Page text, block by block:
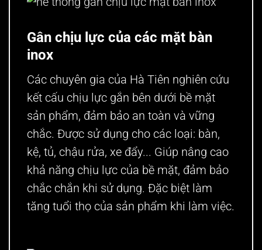
Gân chịu lực của các mặt bàn
inox
Các chuyên gia của Hà Tiên nghiên cứu
kết cấu chịu lực gắn bên dưới bề mặt
sản phẩm, đảm bảo an toàn và vững
chắc. Được sử dụng cho các loại: bàn,
kệ, tủ, chậu rửa, xe đẩy... Giúp nâng cao
khả năng chịu lực của bề mặt, đảm bảo
chắc chắn khi sử dụng. Đặc biệt làm
tăng tuổi thọ của sản phẩm khi làm việc.